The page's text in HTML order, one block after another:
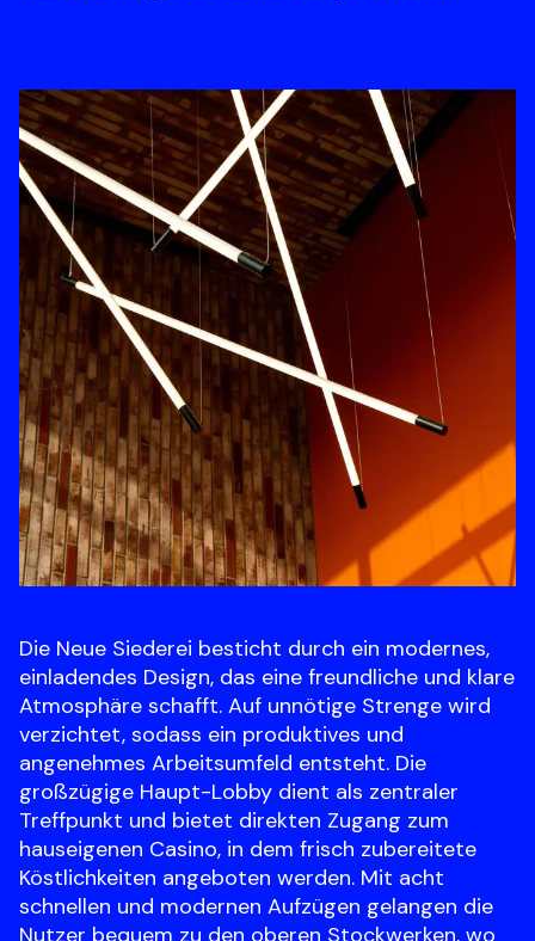
Die Neue Siederei besticht durch ein modernes,
einladendes Design, das eine freundliche und klare
Atmosphäre schafft. Auf unnötige Strenge wird
verzichtet, sodass ein produktives und
angenehmes Arbeitsumfeld entsteht. Die
großzügige Haupt-Lobby dient als zentraler
Treffpunkt und bietet direkten Zugang zum
hauseigenen Casino, in dem frisch zubereitete
Köstlichkeiten angeboten werden. Mit acht
schnellen und modernen Aufzügen gelangen die